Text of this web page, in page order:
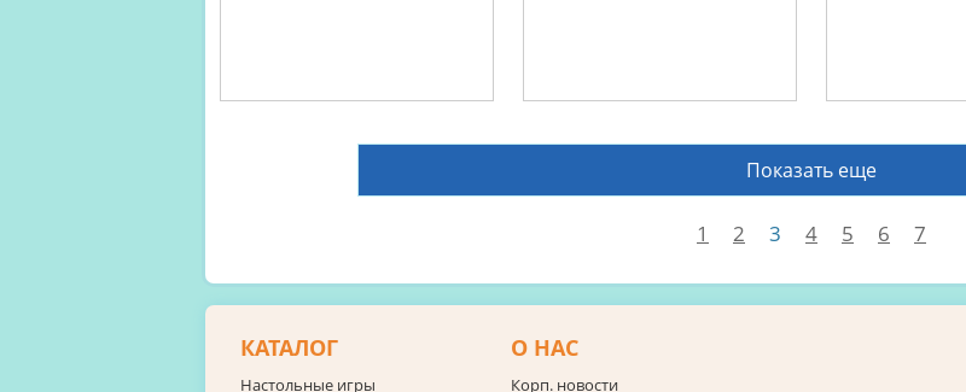
Показать еще
1 2 3 4 5 6 7
КАТАЛОГ
Настольные игры
О НАС
Корп. новости